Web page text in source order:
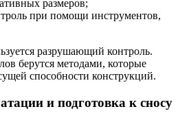
размеров;
при помощи инструментов,
разрушающий контроль.
берутся методами, которые
способности конструкций.
и подготовка к сносу